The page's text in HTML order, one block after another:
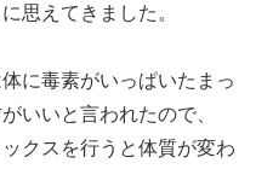
思えてきました。
に毒素がいっぱいたまっ
いいと言われたので、
クスを行うと体質が変わ